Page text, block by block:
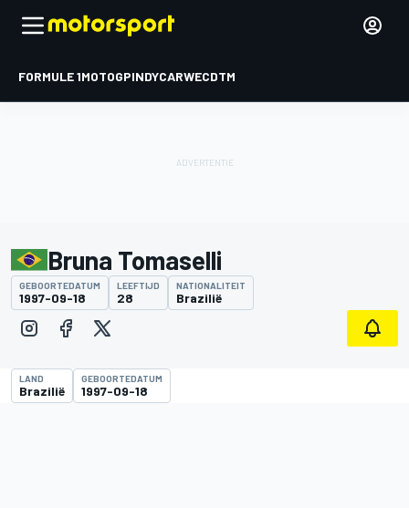
FORMULE 1MOTOGPINDYCARWECDTM
Bruna Tomaselli
GEBOORTEDATUM
1997-09-18
LEEFTIJD
28
NATIONALITEIT
Brazilië
LAND
Brazilië
GEBOORTEDATUM
1997-09-18